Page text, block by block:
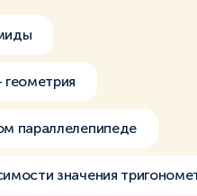
геометрия
параллелепипеде
значения